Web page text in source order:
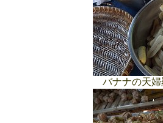
バナナの天婦